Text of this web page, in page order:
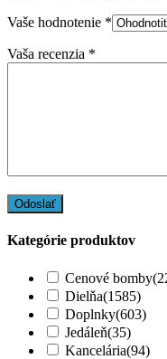
Vaše hodnotenie *
Vaša recenzia *
Kategórie produktov
Cenové bomby
Dielňa(1585)
Doplnky(603)
Jedáleň(35)
Kancelária(94)